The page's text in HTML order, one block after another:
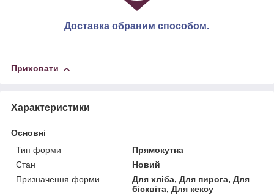
Доставка обраним способом.
Приховати
Характеристики
Основні
Тип форми
Прямокутна
Стан
Новий
Призначення форми
Для хліба, Для пирога, Для
бісквіта, Для кексу